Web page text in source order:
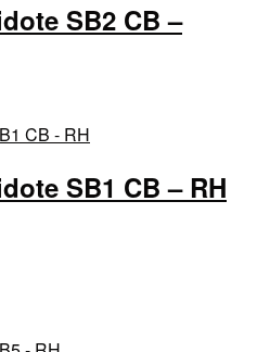
SB2 CB –
SB1 CB – RH